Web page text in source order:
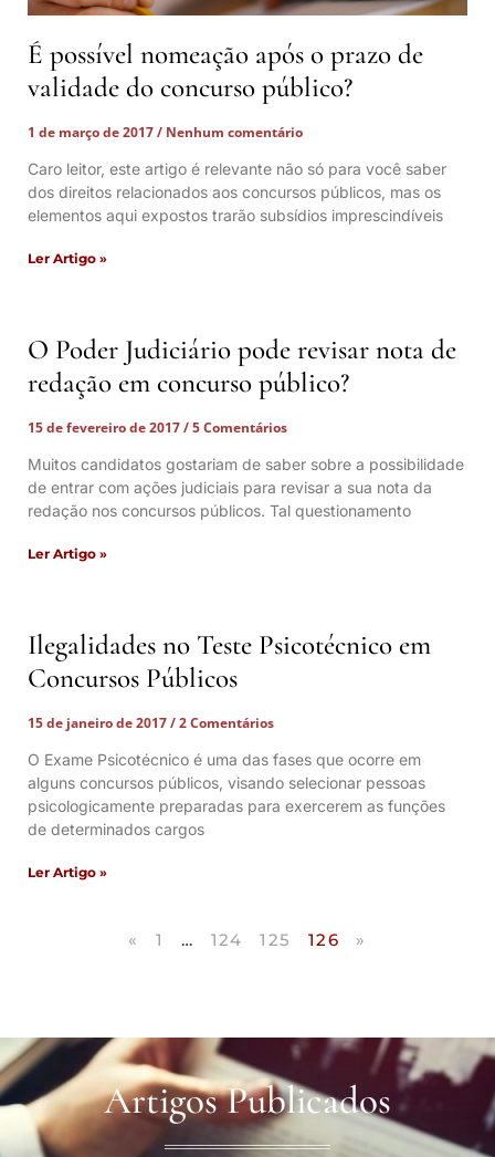
É possível nomeação após o prazo de
validade do concurso público?
1 de março de 2017
Nenhum comentário
Caro leitor, este artigo é relevante não só para você saber
dos direitos relacionados aos concursos públicos, mas os
elementos aqui expostos trarão subsídios imprescindíveis
Ler Artigo »
O Poder Judiciário pode revisar nota de
redação em concurso público?
15 de fevereiro de 2017
5 Comentários
Muitos candidatos gostariam de saber sobre a possibilidade
de entrar com ações judiciais para revisar a sua nota da
redação nos concursos públicos. Tal questionamento
Ler Artigo »
Ilegalidades no Teste Psicotécnico em
Concursos Públicos
15 de janeiro de 2017
2 Comentários
O Exame Psicotécnico é uma das fases que ocorre em
alguns concursos públicos, visando selecionar pessoas
psicologicamente preparadas para exercerem as funções
de determinados cargos
Ler Artigo »
« 1 … 124 125 126 »
Artigos Publicados